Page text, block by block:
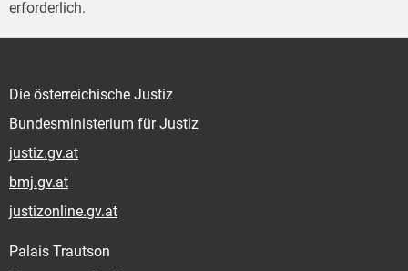
erforderlich.
Die österreichische Justiz
Bundesministerium für Justiz
justiz.gv.at
bmj.gv.at
justizonline.gv.at
Palais Trautson